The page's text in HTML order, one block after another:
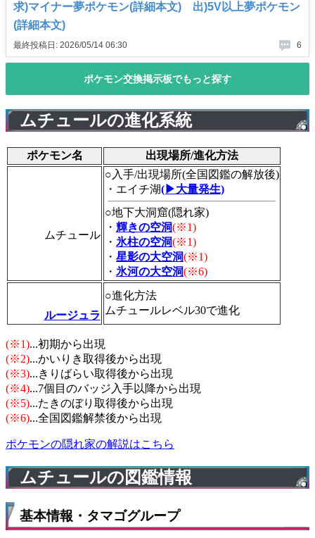
ムチュールの進化系統
ポケモン名 出現場所/進化方法
ムチュール
○入手/出現場所(全国図鑑の解放後)
・エイチ湖(▶大量発生)
○地下大洞窟(隠れ家)
・ 輝きの空洞(※1)
・ 氷柱の空洞(※1)
・ 星影の大空洞(※1)
・ 氷河の大空洞(※6)
ルージュラ
○進化方法
ムチュールレベル30で進化
(※1)...初期から出現
(※2)...かいりき取得後から出現
(※3)...きりばらい取得後から出現
(※4)...7個目のバッジ入手以降から出現
(※5)...たきのぼり取得後から出現
(※6)...全国図鑑解禁後から出現
ポケモンの隠れ家の解説はこちら
ムチュールの図鑑情報
基本情報・タマゴグループ